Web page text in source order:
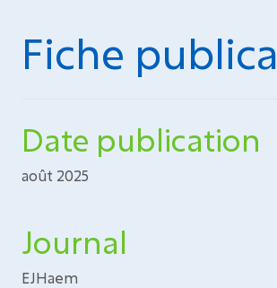
Fiche
Date publication
août 2025
Journal
EJHaem